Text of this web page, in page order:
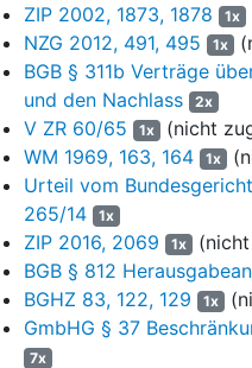
8
II. Diese Ausführungen
in allen Punkten stand.
die Abweisung der Klage
des Missbrauchs der
9
1. Im Ergebnis zutreffend
einen Anspruch auf
Auflassungsvormerkung mit
die Vormerkung gesicherte
entstanden, weil eine in
AktGerforderliche
der Klägerin fehle.
§ 179a
anwendbar.
ZIP 2002, 1873, 1878
1x
NZG 2012, 491, 495
1x
BGB § 311b Verträge
und den Nachlass
2x
V ZR 60/65 1x (nicht
WM 1969, 163, 164
1x
Urteil vom
265/14
1x
ZIP 2016, 2069 1x (nicht
BGB § 812
BGHZ 83, 122, 129 1x
GmbHG § 37
7x